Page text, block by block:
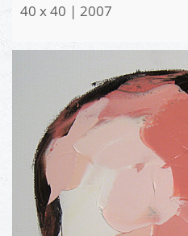
40 x 40 | 2007